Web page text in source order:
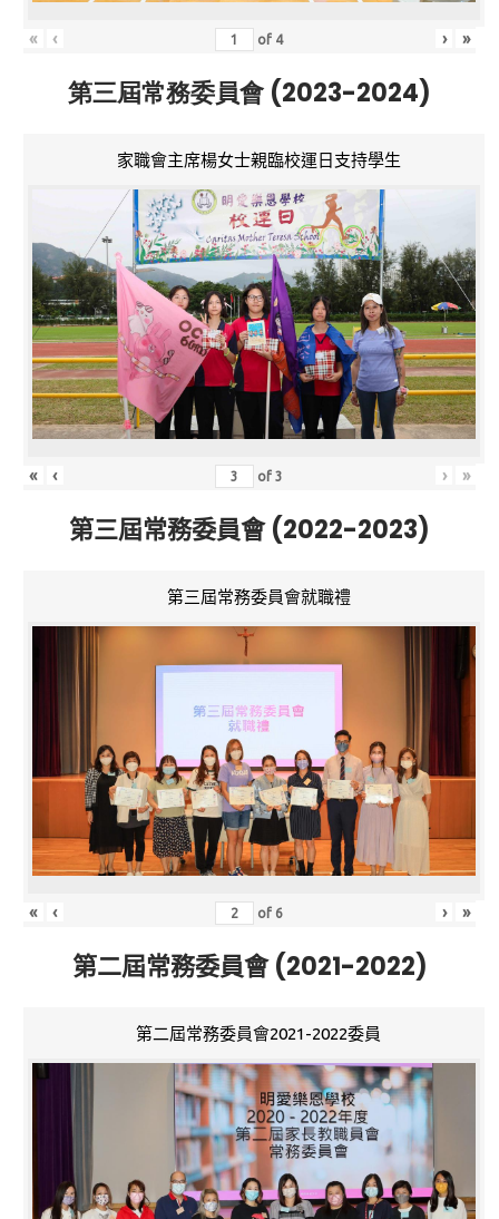
« ‹ of 4 › »
第三屆常務委員會 (2023-2024)
家職會主席楊女士親臨校運日支持學生
« ‹ of3 › »
第三屆常務委員會 (2022-2023)
第三屆常務委員會就職禮
« ‹ of 6 › »
第二屆常務委員會 (2021-2022)
第二屆常務委員會2021-2022委員